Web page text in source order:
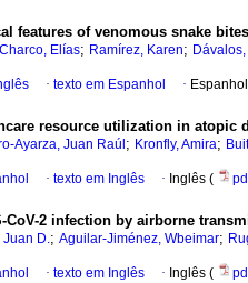
features of venomous snake
Elías; Ramírez, Karen;
· texto em Espanhol ·
resource utilization in atopic
Ayarza, Juan Raúl ; Kronfly, Amira;
· texto em Inglês · Inglês (
CoV-2 infection by airborne
Juan D.; Aguilar-Jiménez, Wbeimar;
· texto em Inglês · Inglês (